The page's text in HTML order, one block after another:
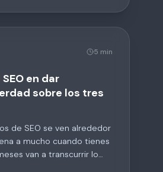
5 min
en dar
sobre los tres
de SEO se ven alrededor
a mucho cuando tienes
van a transcurrir lo